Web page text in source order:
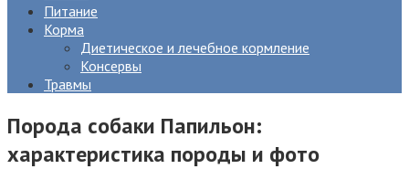
Питание
Корма
Диетическое и лечебное кормление
Консервы
Травмы
Порода собаки Папильон:
характеристика породы и фото